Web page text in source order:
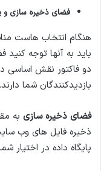
فضای ذخیره سازی و
هنگام انتخاب هاست
باید به آنها توجه
دو فاکتور نقش اساسی
بازدیدکنندگان شما دارند.
فضای ذخیره سازی به
ذخیره فایل های وب
پایگاه داده در اختیار